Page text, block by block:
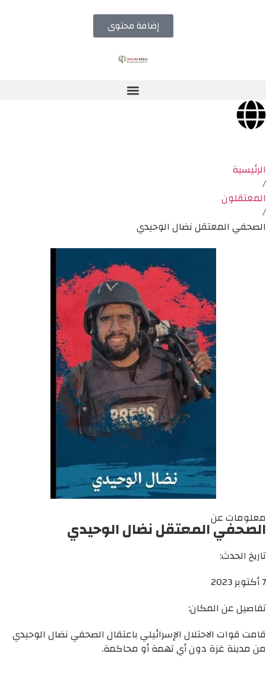
إضافة محتوى
الرئيسية
/
المعتقلون
/
الصحفي المعتقل نضال الوحيدي
معلومات عن
الصحفي المعتقل نضال الوحيدي
تاريخ الحدث:
7 أكتوبر 2023
تفاصيل عن المكان:
قامت قوات الاحتلال الإسرائيلي باعتقال الصحفي نضال الوحيدي
من مدينة غزة دون أي تهمة أو محاكمة.